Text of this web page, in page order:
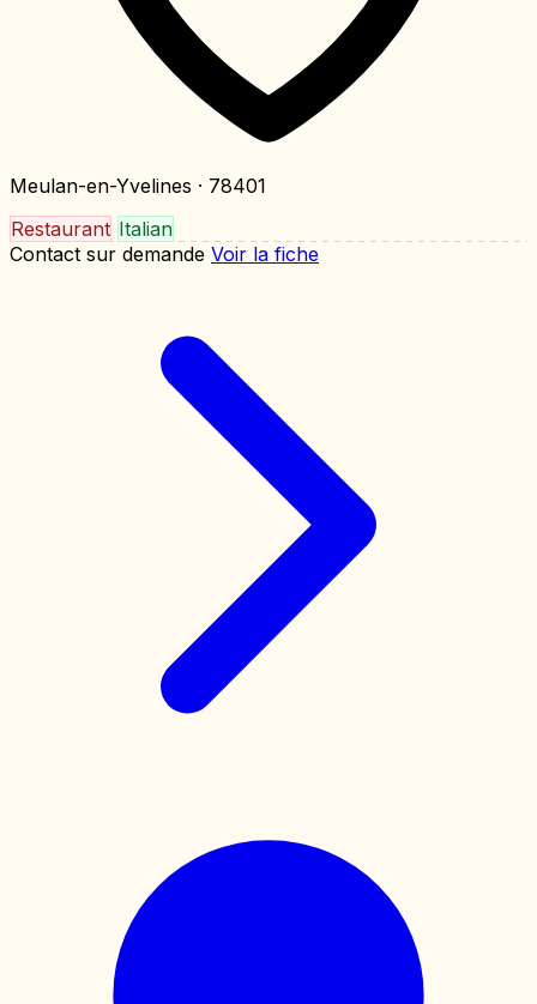
Meulan-en-Yvelines · 78401
Restaurant Italian
Contact sur demande Voir la fiche